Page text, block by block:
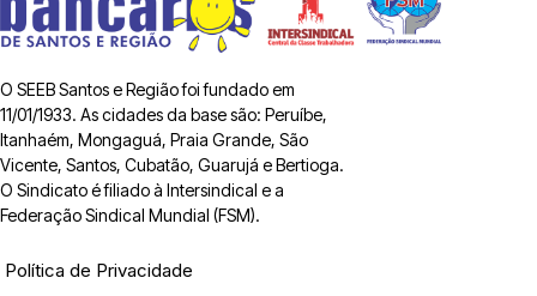
O SEEB Santos e Região foi fundado em
11/01/1933. As cidades da base são: Peruíbe,
Itanhaém, Mongaguá, Praia Grande, São
Vicente, Santos, Cubatão, Guarujá e Bertioga.
O Sindicato é filiado à Intersindical e a
Federação Sindical Mundial (FSM).
Política de Privacidade